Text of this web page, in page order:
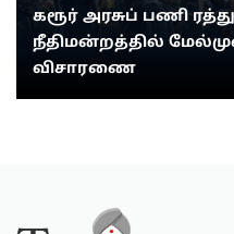
கரூர் அரசுப் பணி
நீதிமன்றத்தில்
விசாரணை